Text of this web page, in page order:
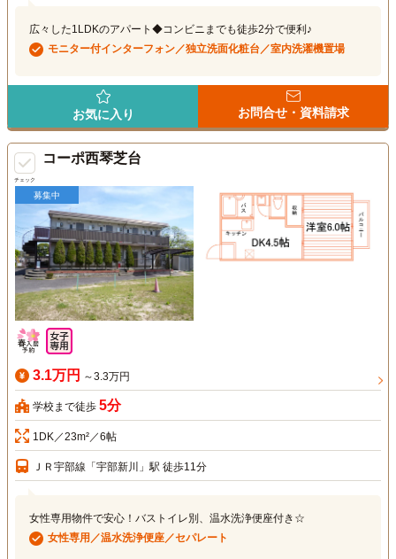
広々した1LDKのアパート◆コンビニまでも徒歩2分で便利♪
モニター付インターフォン／独立洗面化粧台／室内洗濯機置場
お気に入り お問合せ・資料請求
チェック
コーポ西琴芝台
募集中
3.1万円 ～3.3万円
学校まで徒歩 5分
1DK／23m²／6帖
ＪＲ宇部線「宇部新川」駅 徒歩11分
女性専用物件で安心！バストイレ別、温水洗浄便座付き☆
女性専用／温水洗浄便座／セパレート